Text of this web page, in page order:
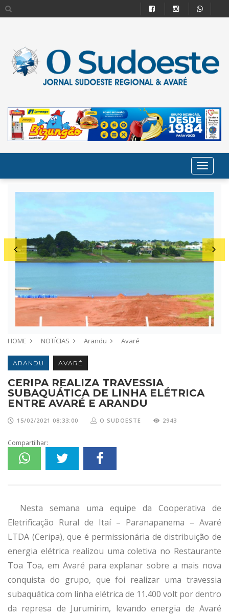
HOME NOTÍCIAS Arandu Avaré
ARANDU AVARÉ
CERIPA REALIZA TRAVESSIA
SUBAQUÁTICA DE LINHA ELÉTRICA
ENTRE AVARÉ E ARANDU
15/02/2021 08:33:00 O SUDOESTE 2943
Compartilhar:
Nesta semana uma equipe da Cooperativa de
Eletrificação Rural de Itaí – Paranapanema – Avaré
LTDA (Ceripa), que é permissionária de distribuição de
energia elétrica realizou uma coletiva no Restaurante
Toa Toa, em Avaré para explanar sobre a mais nova
conquista do grupo, que foi realizar uma travessia
subaquática com linha elétrica de 11.400 volt por dentro
da represa de Jurumirim, levando energia de Avaré